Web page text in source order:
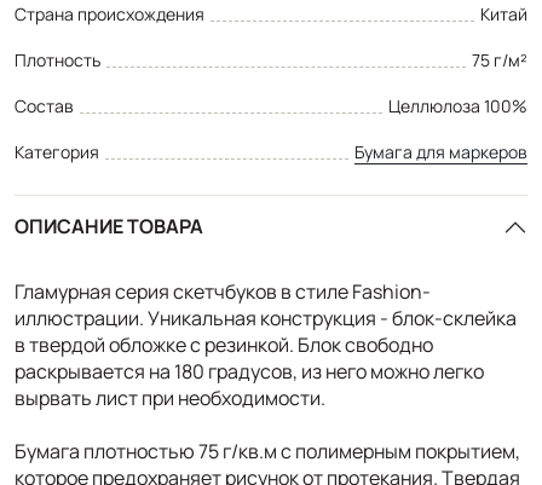
Страна происхождения
Китай
Плотность
75 г/м²
Состав
Целлюлоза 100%
Категория
Бумага для маркеров
ОПИСАНИЕ ТОВАРА
Гламурная серия скетчбуков в стиле Fashion-
иллюстрации. Уникальная конструкция - блок-склейка
в твердой обложке с резинкой. Блок свободно
раскрывается на 180 градусов, из него можно легко
вырвать лист при необходимости.
Бумага плотностью 75 г/кв.м с полимерным покрытием,
которое предохраняет рисунок от протекания. Твердая